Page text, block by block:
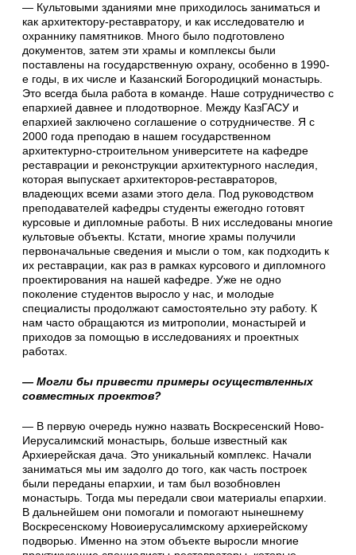
— Культовыми зданиями мне приходилось заниматься и
как архитектору-реставратору, и как исследователю и
охраннику памятников. Много было подготовлено
документов, затем эти храмы и комплексы были
поставлены на государственную охрану, особенно в 1990-
е годы, в их числе и Казанский Богородицкий монастырь.
Это всегда была работа в команде. Наше сотрудничество с
епархией давнее и плодотворное. Между КазГАСУ и
епархией заключено соглашение о сотрудничестве. Я с
2000 года преподаю в нашем государственном
архитектурно-строительном университете на кафедре
реставрации и реконструкции архитектурного наследия,
которая выпускает архитекторов-реставраторов,
владеющих всеми азами этого дела. Под руководством
преподавателей кафедры студенты ежегодно готовят
курсовые и дипломные работы. В них исследованы многие
культовые объекты. Кстати, многие храмы получили
первоначальные сведения и мысли о том, как подходить к
их реставрации, как раз в рамках курсового и дипломного
проектирования на нашей кафедре. Уже не одно
поколение студентов выросло у нас, и молодые
специалисты продолжают самостоятельно эту работу. К
нам часто обращаются из митрополии, монастырей и
приходов за помощью в исследованиях и проектных
работах.
— Могли бы привести примеры осуществленных
совместных проектов?
— В первую очередь нужно назвать Воскресенский Ново-
Иерусалимский монастырь, больше известный как
Архиерейская дача. Это уникальный комплекс. Начали
заниматься мы им задолго до того, как часть построек
были переданы епархии, и там был возобновлен
монастырь. Тогда мы передали свои материалы епархии.
В дальнейшем они помогали и помогают нынешнему
Воскресенскому Новоиерусалимскому архиерейскому
подворью. Именно на этом объекте выросли многие